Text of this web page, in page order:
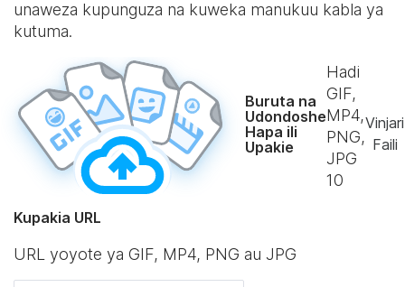
unaweza kupunguza na kuweka manukuu kabla ya
kutuma.
Buruta na
Udondoshe
Hapa ili
Upakie
Hadi
GIF,
MP4,
PNG,
JPG
10
Vinjari
Faili
Kupakia URL
URL yoyote ya GIF, MP4, PNG au JPG